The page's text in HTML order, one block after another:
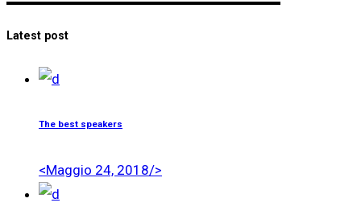
Latest post
The best speakers
<Maggio 24, 2018/>